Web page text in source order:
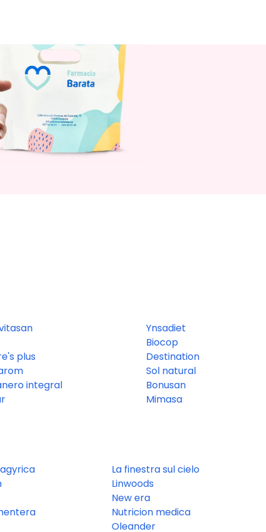
plus
integral
Ynsadiet
Biocop
Destination
Sol natural
Bonusan
Mimasa
La finestra sul cielo
Linwoods
New era
Nutricion medica
Oleander